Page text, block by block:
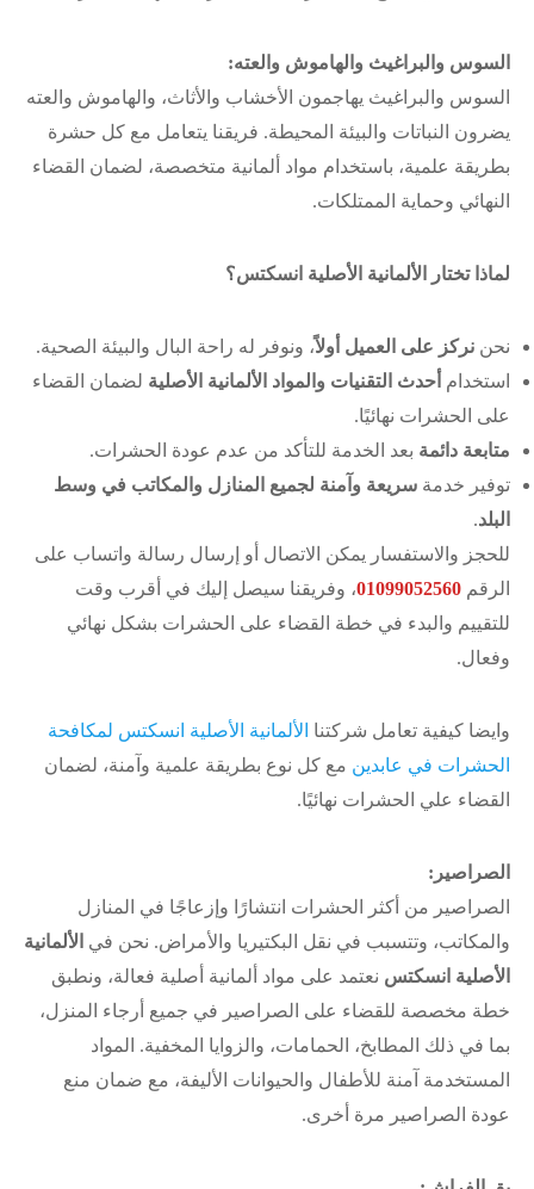
السوس والبراغيث والهاموش والعته:
السوس والبراغيث يهاجمون الأخشاب والأثاث، والهاموش والعته
يضرون النباتات والبيئة المحيطة. فريقنا يتعامل مع كل حشرة
بطريقة علمية، باستخدام مواد ألمانية متخصصة، لضمان القضاء
النهائي وحماية الممتلكات.
لماذا تختار الألمانية الأصلية انسكتس؟
نحن نركز على العميل أولاً، ونوفر له راحة البال والبيئة الصحية.
استخدام أحدث التقنيات والمواد الألمانية الأصلية لضمان القضاء
على الحشرات نهائيًا.
متابعة دائمة بعد الخدمة للتأكد من عدم عودة الحشرات.
توفير خدمة سريعة وآمنة لجميع المنازل والمكاتب في وسط
البلد.
للحجز والاستفسار يمكن الاتصال أو إرسال رسالة واتساب على
الرقم 01099052560، وفريقنا سيصل إليك في أقرب وقت
للتقييم والبدء في خطة القضاء على الحشرات بشكل نهائي
وفعال.
وايضا كيفية تعامل شركتنا الألمانية الأصلية انسكتس لمكافحة
الحشرات في عابدين مع كل نوع بطريقة علمية وآمنة، لضمان
القضاء علي الحشرات نهائيًا.
الصراصير:
الصراصير من أكثر الحشرات انتشارًا وإزعاجًا في المنازل
والمكاتب، وتتسبب في نقل البكتيريا والأمراض. نحن في الألمانية
الأصلية انسكتس نعتمد على مواد ألمانية أصلية فعالة، ونطبق
خطة مخصصة للقضاء على الصراصير في جميع أرجاء المنزل،
بما في ذلك المطابخ، الحمامات، والزوايا المخفية. المواد
المستخدمة آمنة للأطفال والحيوانات الأليفة، مع ضمان منع
عودة الصراصير مرة أخرى.